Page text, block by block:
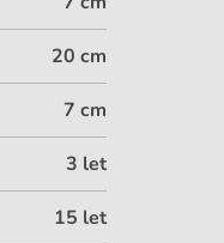
20 cm
7 cm
3 let
15 let